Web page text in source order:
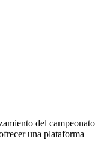
del campeonato
una plataforma